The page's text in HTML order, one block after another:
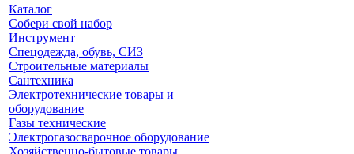
Каталог
Собери свой набор
Инструмент
Спецодежда, обувь, СИЗ
Строительные материалы
Сантехника
Электротехнические товары и
оборудование
Газы технические
Электрогазосварочное оборудование
Хозяйственно-бытовые товары